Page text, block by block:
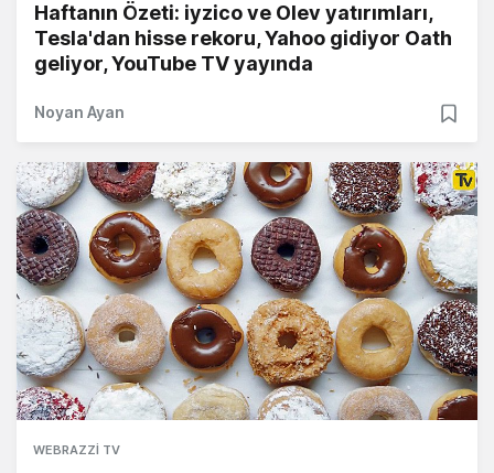
Haftanın Özeti: iyzico ve Olev yatırımları,
Tesla'dan hisse rekoru, Yahoo gidiyor Oath
geliyor, YouTube TV yayında
Noyan Ayan
WEBRAZZI TV